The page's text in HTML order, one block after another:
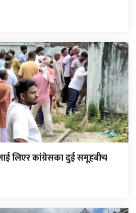
लिएर कांग्रेसका दुई समूहबीच